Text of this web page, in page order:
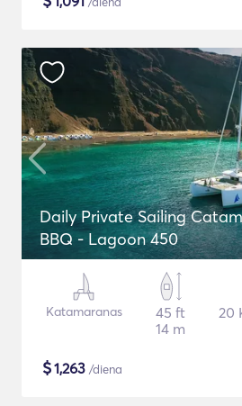
Daily Private Sailing
BBQ - Lagoon 450
Katamaranas
45 ft
14 m
20
$1,263 /diena